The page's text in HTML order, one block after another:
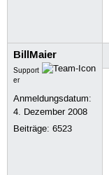
BillMaier
Support
er
Anmeldungsdatum:
4. Dezember 2008
Beiträge:6523